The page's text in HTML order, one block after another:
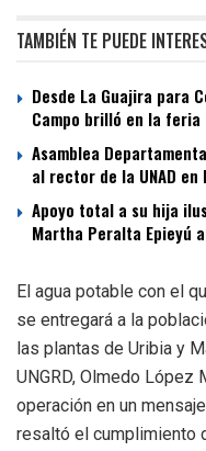
TAMBIÉN TE PUEDE
Desde La Guajira para
Campo brilló en la feria
Asamblea
al rector de la UNAD en
Apoyo total a su hija
Martha Peralta Epieyú
El agua potable con el
se entregará a la
las plantas de Uribia y
UNGRD, Olmedo López
operación en un
resaltó el cumplimiento